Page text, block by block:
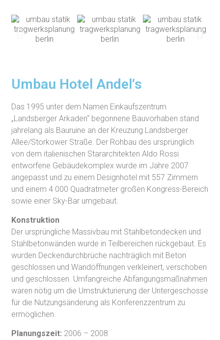
Umbau Hotel Andel‘s
Das 1995 unter dem Namen Einkaufszentrum
„Landsberger Arkaden“ begonnene Bauvorhaben stand
jahrelang als Bauruine an der Kreuzung Landsberger
Allee/Storkower Straße. Der Rohbau des ursprünglich
von dem italienischen Stararchitekten Aldo Rossi
entworfene Gebäudekomplex wurde im Jahre 2007
angepasst und zu einem Designhotel mit 557 Zimmern
und einem 4 000 Quadratmeter großen Kongress-Bereich
sowie einer Sky-Bar umgebaut.
Konstruktion
Der ursprüngliche Massivbau mit Stahlbetondecken und
Stahlbetonwänden wurde in Teilbereichen rückgebaut. Es
wurden Deckendurchbrüche nachträglich mit Beton
geschlossen und Wandöffnungen verkleinert, verschoben
und geschlossen. Umfangreiche Abfangungsmaßnahmen
waren nötig um die Umstrukturierung der Untergeschosse
für die Nutzungsänderung als Konferenzzentrum zu
ermöglichen.
Planungszeit: 2006 – 2008